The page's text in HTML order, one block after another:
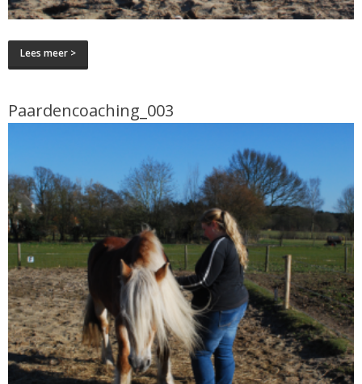
Lees meer >
Paardencoaching_003